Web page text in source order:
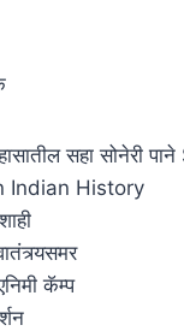
सहा सोनेरी
Indian History
कॅम्प